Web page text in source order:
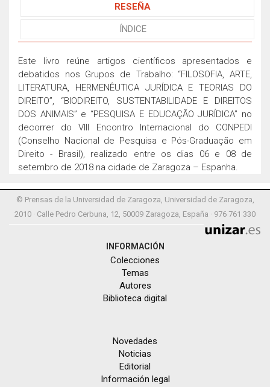
RESEÑA
ÍNDICE
Este livro reúne artigos científicos apresentados e
debatidos nos Grupos de Trabalho: “FILOSOFIA, ARTE,
LITERATURA, HERMENÊUTICA JURÍDICA E TEORIAS DO
DIREITO”, “BIODIREITO, SUSTENTABILIDADE E DIREITOS
DOS ANIMAIS” e “PESQUISA E EDUCAÇÃO JURÍDICA” no
decorrer do VIII Encontro Internacional do CONPEDI
(Conselho Nacional de Pesquisa e Pós-Graduação em
Direito - Brasil), realizado entre os dias 06 e 08 de
setembro de 2018 na cidade de Zaragoza – Espanha.
© Prensas de la Universidad de Zaragoza, Universidad de Zaragoza,
2010 · Calle Pedro Cerbuna, 12, 50009 Zaragoza, España · 976 761 330
INFORMACIÓN
Colecciones
Temas
Autores
Biblioteca digital
Novedades
Noticias
Editorial
Información legal